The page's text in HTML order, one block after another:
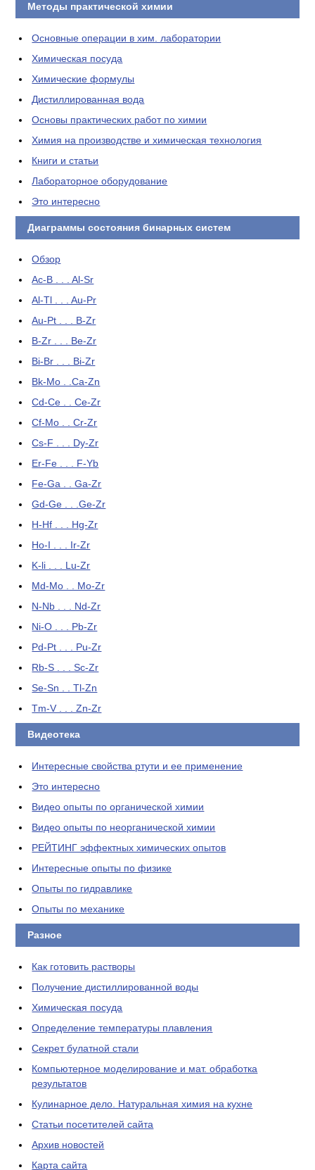
Методы практической химии
Основные операции в хим. лаборатории
Химическая посуда
Химические формулы
Дистиллированная вода
Основы практических работ по химии
Химия на производстве и химическая технология
Книги и статьи
Лабораторное оборудование
Это интересно
Диаграммы состояния бинарных систем
Обзор
Ac-B . . . Al-Sr
Al-Tl . . . Au-Pr
Au-Pt . . . B-Zr
B-Zr . . . Be-Zr
Bi-Br . . . Bi-Zr
Bk-Mo . .Ca-Zn
Cd-Ce . . Ce-Zr
Cf-Mo . . Cr-Zr
Cs-F . . . Dy-Zr
Er-Fe . . . F-Yb
Fe-Ga . . Ga-Zr
Gd-Ge . . .Ge-Zr
H-Hf . . . Hg-Zr
Ho-I . . . Ir-Zr
K-li . . . Lu-Zr
Md-Mo . . Mo-Zr
N-Nb . . . Nd-Zr
Ni-O . . . Pb-Zr
Pd-Pt . . . Pu-Zr
Rb-S . . . Sc-Zr
Se-Sn . . Tl-Zn
Tm-V . . . Zn-Zr
Видеотека
Интересные свойства ртути и ее применение
Это интересно
Видео опыты по органической химии
Видео опыты по неорганической химии
РЕЙТИНГ эффектных химических опытов
Интересные опыты по физике
Опыты по гидравлике
Опыты по механике
Разное
Как готовить растворы
Получение дистиллированной воды
Химическая посуда
Определение температуры плавления
Секрет булатной стали
Компьютерное моделирование и мат. обработка
результатов
Кулинарное дело. Натуральная химия на кухне
Статьи посетителей сайта
Архив новостей
Карта сайта